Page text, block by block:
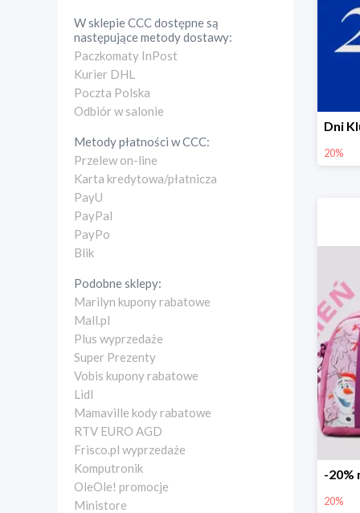
W sklepieCCCdostępne są
następujące metody dostawy:
Paczkomaty InPost
Kurier DHL
Poczta Polska
Odbiór w salonie
Metody płatności wCCC:
Przelew on-line
Karta kredytowa/płatnicza
PayU
PayPal
PayPo
Blik
Podobne sklepy:
Marilyn kupony rabatowe
Mall.pl
Plus wyprzedaże
Super Prezenty
Vobis kupony rabatowe
Lidl
Mamaville kody rabatowe
RTV EURO AGD
Frisco.pl wyprzedaże
Komputronik
OleOle! promocje
Ministore
20%
20%